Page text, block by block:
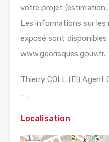
votre projet (estimation,
Les informations sur les
exposé sont disponibles
www.georisques.gouv.fr.
Thierry COLL (EI) Agent
– .
Localisation